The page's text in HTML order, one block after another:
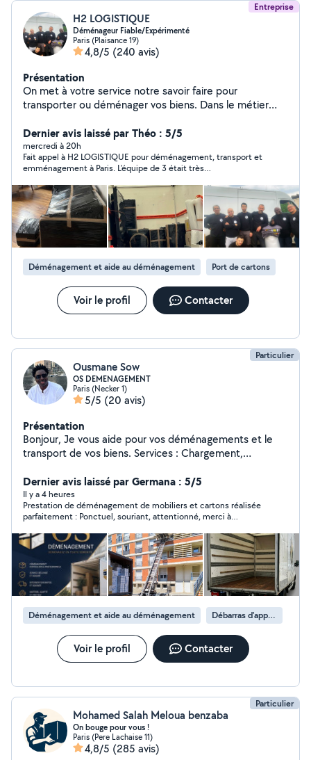
Entreprise
H2 LOGISTIQUE
Déménageur Fiable/Expérimenté
Paris (Plaisance 19)
4,8/5 (240 avis)
Présentation
On met à votre service notre savoir faire pour
transporter ou déménager vos biens. Dans le métier
Dernier avis laissé par Théo : 5/5
mercredi à 20h
Fait appel à H2 LOGISTIQUE pour déménagement, transport et
emménagement à Paris. L’équipe de 3 était très
également pour gérer les potentiels imprévus. Très bon service
client avant achat. Et très bon rapport qualité prix. Je
recommande.
Déménagement et aide au déménagement Port de cartons
Voir le profil Contacter
Particulier
Ousmane Sow
OS DEMENAGEMENT
Paris (Necker 1)
5/5 (20 avis)
Présentation
Bonjour, Je vous aide pour vos déménagements et le
transport de vos biens. Services : Chargement,
faire monter ou descendre des meubles et des objets
volumineux par l'extérieur d'un bâtiment. Atouts :
Efficace, soigneux et habitué aux charges lourdes.
Contactez-moi pour un déménagement en toute
sérénité ! Zéro 7.58.88.55.41
Dernier avis laissé par Germana : 5/5
Il y a 4 heures
Prestation de déménagement de mobiliers et cartons réalisée
parfaitement : Ponctuel, souriant, attentionné, merci à
plaisir
Déménagement et aide au déménagement Débarras d'appartement
Voir le profil Contacter
Particulier
Mohamed Salah Meloua benzaba
On bouge pour vous !
Paris (Pere Lachaise 11)
4,8/5 (285 avis)